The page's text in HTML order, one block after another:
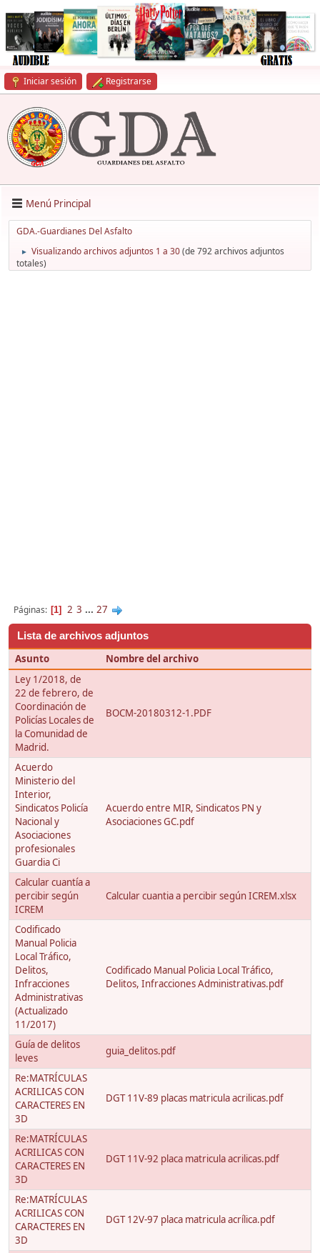
Iniciar sesión Registrarse
Menú Principal
GDA.-Guardianes Del Asfalto
► Visualizando archivos adjuntos 1 a 30(de 792 archivos adjuntos
totales)
Páginas 1 2 3 ... 27
Lista de archivos adjuntos
Asunto
Nombre del archivo
Ley 1/2018, de
22 de febrero, de
Coordinación de
Policías Locales de
la Comunidad de
Madrid.
BOCM-20180312-1.PDF
Acuerdo
Ministerio del
Interior,
Sindicatos Policía
Nacional y
Asociaciones
profesionales
Guardia Ci
Acuerdo entre MIR, Sindicatos PN y
Asociaciones GC.pdf
Calcular cuantía a
percibir según
ICREM
Calcular cuantia a percibir según ICREM.xlsx
Codificado
Manual Policia
Local Tráfico,
Delitos,
Infracciones
Administrativas
(Actualizado
11/2017)
Codificado Manual Policia Local Tráfico,
Delitos, Infracciones Administrativas.pdf
Guía de delitos
leves
guia_delitos.pdf
Re:MATRÍCULAS
ACRILICAS CON
CARACTERES EN
3D
DGT 11V-89 placas matricula acrilicas.pdf
Re:MATRÍCULAS
ACRILICAS CON
CARACTERES EN
3D
DGT 11V-92 placa matricula acrilicas.pdf
Re:MATRÍCULAS
ACRILICAS CON
CARACTERES EN
3D
DGT 12V-97 placa matricula acrílica.pdf